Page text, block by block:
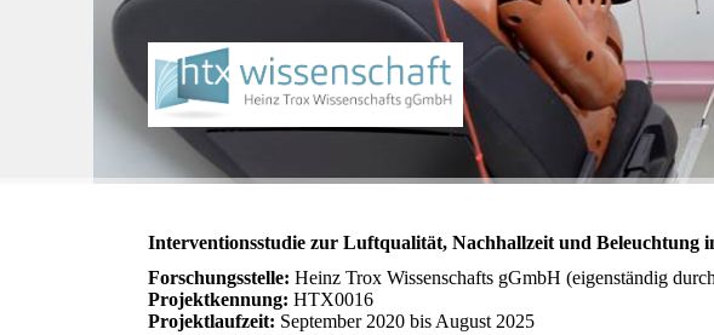
Interventionsstudie zur Luftqualität, Nachhallzeit und Beleuchtung
Forschungsstelle: Heinz Trox Wissenschafts gGmbH (eigenständig
Projektkennung: HTX0016
Projektlaufzeit: September 2020 bis August 2025